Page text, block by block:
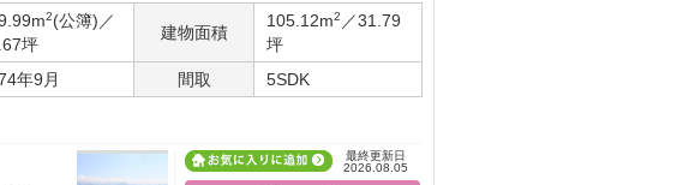
2(公簿)／
坪
建物面積
105.12m2 ／31.79
坪
年9月 間取 5SDK
最終更新日
2026.08.05